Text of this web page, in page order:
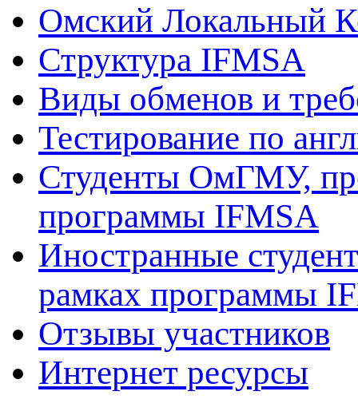
Омский Локальный
Структура IFMSA
Виды обменов и
Тестирование по
Студенты ОмГМУ,
программы IFMSA
Иностранные
рамках программы
Отзывы участников
Интернет ресурсы